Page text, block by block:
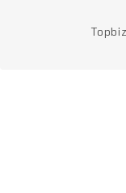
Topbiz